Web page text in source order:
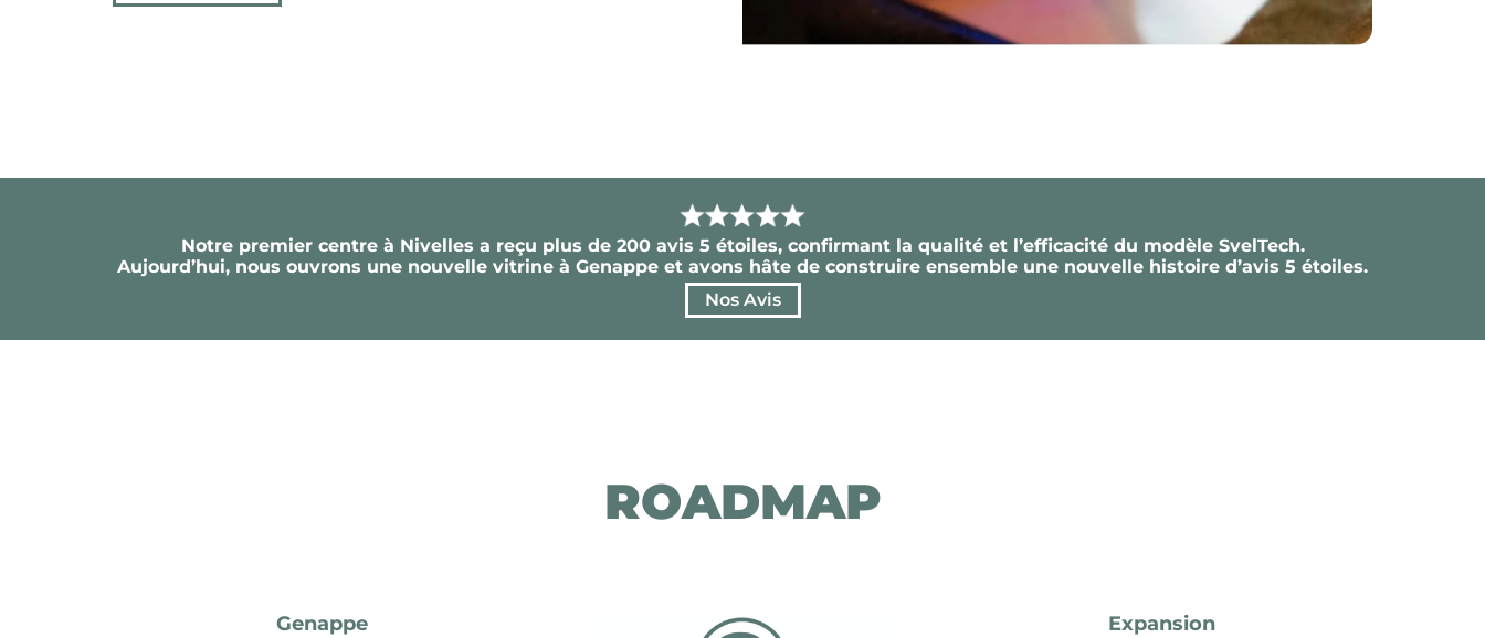
Notre premier centre à Nivelles a reçu plus de 200 avis 5 étoiles, confirmant la qualité et l’efficacité du modèle SvelTech.
Aujourd’hui, nous ouvrons une nouvelle vitrine à Genappe et avons hâte de construire ensemble une nouvelle histoire d’avis 5 étoiles.
Nos Avis
ROADMAP
Genappe Expansion